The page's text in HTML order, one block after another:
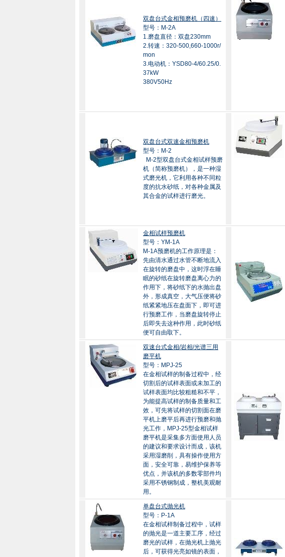
双盘台式金相预磨机（四速）
型号：M-2A
1.磨盘直径：双盘230mm
2.转速：320-500,660-1000r/
mon
3.电动机：YSD80-4/60.25/0.
37kW
380V50Hz
双盘台式双速金相预磨机
型号：M-2
M-2型双盘台式金相试样预磨
机（简称预磨机），是一种湿
式磨光机，它利用各种不同粒
度的抗水砂纸，对各种金属及
其合金的试样进行磨光。
金相试样预磨机
型号：YM-1A
M-1A预磨机的工作原理是：
先由清水通过水管不断地流入
在旋转的磨盘中，这时浮在睡
眠的砂纸在旋转磨盘离心力的
作用下，将砂纸下的水抛出盘
外，形成真空，大气压便将砂
纸紧紧地压在盘面下，即可进
行预磨工作，当磨盘旋转停止
后即失去这种作用，此时砂纸
便可自由取下。
双速台式金相/岩相/光谱三用
磨平机
型号：MPJ-25
在金相试样的制备过程中，经
切割后的试样表面或未加工的
试样表面均比较粗糙和不平，
为能提高试样的制备质量和工
效，可先将试样的切割面在磨
平机上磨平后再进行预磨和抛
光工作，MPJ-25型金相试样
磨平机是采集多方面使用人员
的建议和要求设计而成，该机
采用湿磨削，具有操作使用方
面，安全可靠，易维护保养等
优点，并该机的多数零部件均
采用不锈钢制成，整机美观耐
用。
单盘台式抛光机
型号：P-1A
在金相试样制备过程中，试样
的抛光是一道主要工序，经过
磨光的试样，在抛光机上抛光
后，可获得光亮如镜的表面，